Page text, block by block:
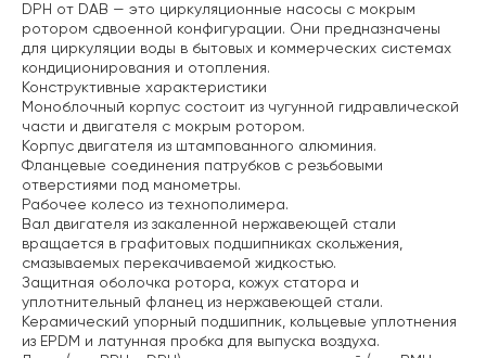
DPH от DAB — это циркуляционные насосы с мокрым
ротором сдвоенной конфигурации. Они предназначены
для циркуляции воды в бытовых и коммерческих системах
кондиционирования и отопления.
Конструктивные характеристики
Моноблочный корпус состоит из чугунной гидравлической
части и двигателя с мокрым ротором.
Корпус двигателя из штампованного алюминия.
Фланцевые соединения патрубков с резьбовыми
отверстиями под манометры.
Рабочее колесо из технополимера.
Вал двигателя из закаленной нержавеющей стали
вращается в графитовых подшипниках скольжения,
смазываемых перекачиваемой жидкостью.
Защитная оболочка ротора, кожух статора и
уплотнительный фланец из нержавеющей стали.
Керамический упорный подшипник, кольцевые уплотнения
из EPDM и латунная пробка для выпуска воздуха.